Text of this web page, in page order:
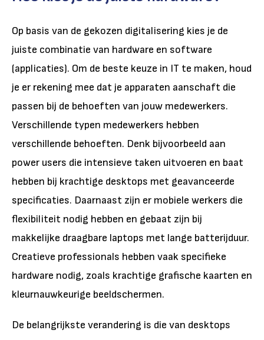
Op basis van de gekozen digitalisering kies je de
juiste combinatie van hardware en software
(applicaties). Om de beste keuze in IT te maken, houd
je er rekening mee dat je apparaten aanschaft die
passen bij de behoeften van jouw medewerkers.
Verschillende typen medewerkers hebben
verschillende behoeften. Denk bijvoorbeeld aan
power users die intensieve taken uitvoeren en baat
hebben bij krachtige desktops met geavanceerde
specificaties. Daarnaast zijn er mobiele werkers die
flexibiliteit nodig hebben en gebaat zijn bij
makkelijke draagbare laptops met lange batterijduur.
Creatieve professionals hebben vaak specifieke
hardware nodig, zoals krachtige grafische kaarten en
kleurnauwkeurige beeldschermen.
De belangrijkste verandering is die van desktops